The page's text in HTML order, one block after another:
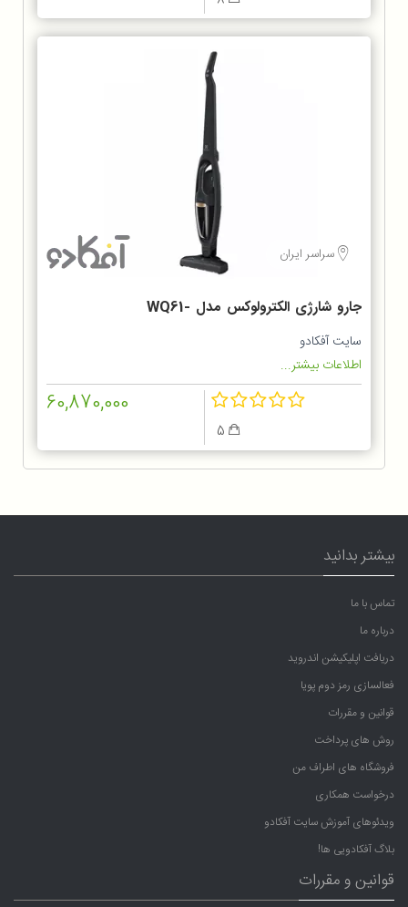
سراسر ایران
جارو شارژی الکترولوکس مدل WQ61-
1OGG
سایت آفکادو
اطلاعات بیشتر...
60,870,000
بیشتر بدانید
تماس با ما
درباره ما
دریافت اپلیکیشن اندروید
فعالسازی رمز دوم پویا
قوانین و مقررات
روش های پرداخت
فروشگاه های اطراف من
درخواست همکاری
ویدئوهای آموزش سایت آفکادو
بلاگ آفکادویی ها!
قوانین و مقررات